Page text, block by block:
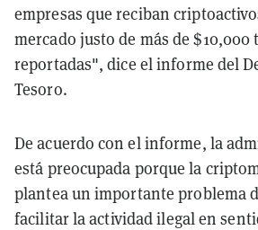
empresas que reciban
mercado justo de más de
reportadas", dice el informe del
Tesoro.
De acuerdo con el informe, la
está preocupada porque la
plantea un importante problema
facilitar la actividad ilegal en